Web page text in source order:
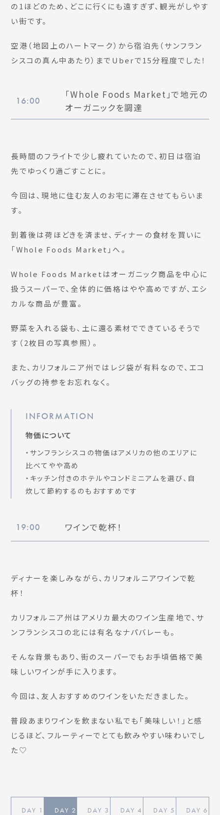
の1ほどのため、どこに行くにも遠すぎず、観光がしやす
い街です。
空港（地図上のハートマーク）から宿泊先（サンフラン
シスコの真ん中あたり）までUberで15分程度でした！
16:00
「Whole Foods Market」で地元の
オーガニックを調達
長時間のフライトで少し疲れていたので、初日は宿泊
先でゆっくり過ごすことに。
今回は、現地に住む友人のお宅に滞在させてもらいま
す。
到着後は荷ほどきを済ませ、ディナーの食材を買いに
「Whole Foods Market」へ。
Whole Foods Marketはオーガニック商品を中心に
扱うスーパーで、全体的に価格はやや高めですが、エシ
カルな商品が豊富。
野菜を入れる袋も、土に還る素材でできているそうで
す（2枚目の写真参照）。
また、カリフォルニア州ではレジ袋が有料なので、エコ
バッグの持参をお忘れなく。
INFORMATION
物価について
・サンフランシスコの物価はアメリカの他のエリアに
比べてやや高め
・キッチン付きのホテルやコンドミニアムを選び、自
炊して節約するのもおすすめです
19:00 ワインで乾杯！
ディナーを楽しみながら、カリフォルニアワインで乾
杯！
カリフォルニア州はアメリカ最大のワイン生産地で、サ
ンフランシスコの北には有名なナパバレーも。
そんな背景もあり、街のスーパーでもお手頃価格で美
味しいワインが手に入ります。
今回は、友人おすすめのワインをいただきました。
普段あまりワインを飲まない私でも「美味しい！」と感
じるほど、フルーティーでとても飲みやすい味わいでし
た♡
DAY 1 DAY 2 DAY 3 DAY4 DAY5 DAY 6